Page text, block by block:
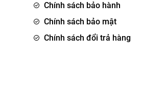
Chính sách bảo hành
Chính sách bảo mật
Chính sách đổi trả hàng